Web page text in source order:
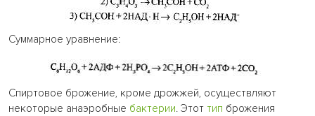
Суммарное уравнение:
Спиртовое брожение, кроме дрожжей, осуществляют
некоторые анаэробные бактерии. Этот тип брожения